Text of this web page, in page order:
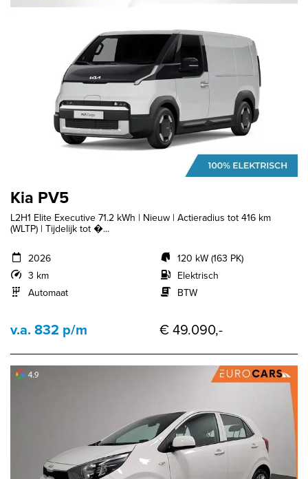
Kia PV5
L2H1 Elite Executive 71.2 kWh | Nieuw | Actieradius tot 416 km
(WLTP) | Tijdelijk tot �...
2026
3 km
Automaat
120 kW (163 PK)
Elektrisch
BTW
v.a. 832 p/m € 49.090,-